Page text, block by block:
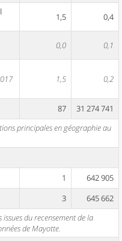
1,5 0,4
0,0 0,1
1,5 0,2
87
31 274 741
principales en géographie au
1
642 905
3
645 662
du recensement de la
de Mayotte.